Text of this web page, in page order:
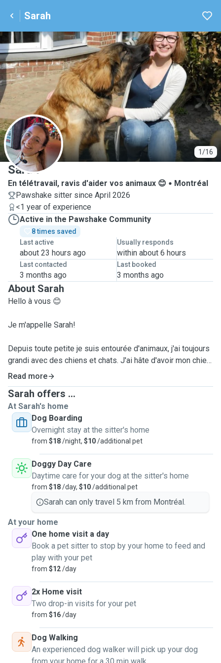
Sarah
1/16
S
Sarah
En télétravail, ravis d'aider vos animaux 😊
Montréal
Pawshake sitter since April 2026
<1 year of experience
Active in the Pawshake Community
8 times saved
Last active
about 23 hours ago
Usually responds
within about 6 hours
Last contacted
3 months ago
Last booked
3 months ago
About Sarah
Hello à vous 😊
Je m'appelle Sarah!
Depuis toute petite je suis entourée d'animaux, j'ai toujours
grandi avec des chiens et chats. J'ai hâte d'avoir mon chien
dès que j'aurai une maison. Je pense que ce sera plus fun
pour mon futur chien d'avoir un jardin et un plus grand
espace que mon appartement même si les animaux sont
acceptés.
Je n'ai donc pas d'animaux de compagnie chez moi, à part
ceux que je garde pour le petsitting.
Je suis super heureuse de pouvoir garder votre chat ou
votre chien, d'aller le promener, de le faire bouger que ce
soit une fois par jour ou bien sur plusieurs jours pendant
vos congés.
Je suis en télétravail donc mes horaires sont très flexibles
avec votre chat ou chien si vous me le laisser pendant vos
vacances! Votre animal aura accès à tout mon 3 1/2, jour et
nuit. Je n'ai pas de cœur arrière mais je promenerai
plusieurs fois par jour votre chien au parc du père
marquette.
Je m'adapte à vos besoins, dites moi le nombre de
promenades et la durée, le type de nourriture, s'il y a des
médicaments ou autre à donner!
Je ne propose pas de dressage.
Je peux donner un bain à votre animal si besoin.
Read more
Sarah offers ...
At Sarah's home
Dog Boarding
Overnight stay at the sitter's home
from $18/night, $10/additional pet
Doggy Day Care
Daytime care for your dog at the sitter's home
from $18/day, $10/additional pet
Sarah can only travel 5 km from Montréal.
At your home
One home visit a day
Book a pet sitter to stop by your home to feed and
play with your pet
from $12/day
2x Home visit
Two drop-in visits for your pet
from $16/day
Dog Walking
An experienced dog walker will pick up your dog